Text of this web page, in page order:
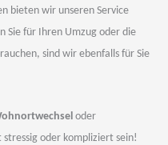
bieten wir unseren Service
Sie für Ihren Umzug oder die
sind wir ebenfalls für Sie
oder
stressig oder kompliziert sein!